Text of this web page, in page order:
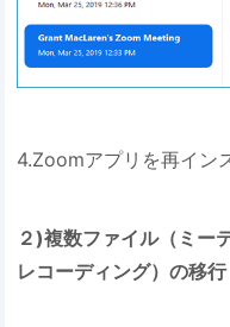
4.Zoomアプリを再イン
２)複数ファイル（ミー
レコーディング）の移行